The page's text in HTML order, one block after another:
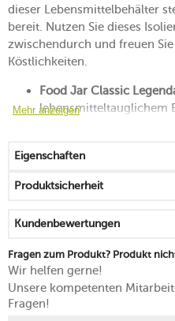
dieser Lebensmittelbehälter
bereit. Nutzen Sie dieses
zwischendurch und freuen
Köstlichkeiten.
Food Jar Classic
lebensmitteltauglichem
Druckablassventil
kann einfach in den
Ihr Essen bleibt in
Temperatur
zarte, feminine
Ausdruck sorgt
spülmaschinenfest
Mehr anzeigen
Eigenschaften
Produktsicherheit
Kundenbewertungen
Fragen zum Produkt? Produkt
Wir helfen gerne!
Unsere kompetenten
Fragen!